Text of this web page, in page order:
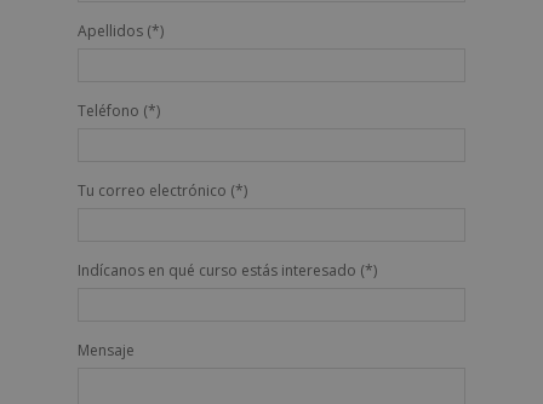
Apellidos (*)
Teléfono (*)
Tu correo electrónico (*)
Indícanos en qué curso estás interesado (*)
Mensaje